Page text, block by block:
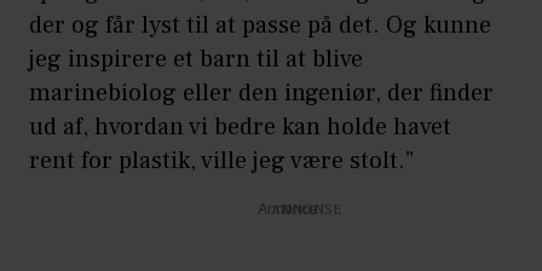
der og får lyst til at passe på det. Og kunne
jeg inspirere et barn til at blive
marinebiolog eller den ingeniør, der finder
ud af, hvordan vi bedre kan holde havet
rent for plastik, ville jeg være stolt.”
Annonce